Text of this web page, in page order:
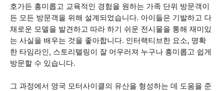
호가든 흥미롭고 교육적인 경험을 원하는 가족 단위 방문객이
든 모든 방문객을 위해 설계되었습니다. 아이들은 기발하고 다
채로운 모델을 발견하고 따라 하기 쉬운 전시물을 통해 재미있
는 사실을 배우는 것을 좋아합니다. 인터랙티브한 요소, 명확
한 타임라인, 스토리텔링이 잘 어우러져 누구나 흥미롭고 쉽게
방문할 수 있습니다.
그 과정에서 영국 모터사이클의 유산을 형성하는 데 도움을 준